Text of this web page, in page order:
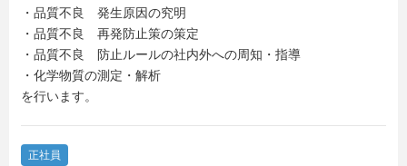
・品質不良 発生原因の究明
・品質不良 再発防止策の策定
・品質不良 防止ルールの社内外への周知・指導
・化学物質の測定・解析
を行います。
正社員